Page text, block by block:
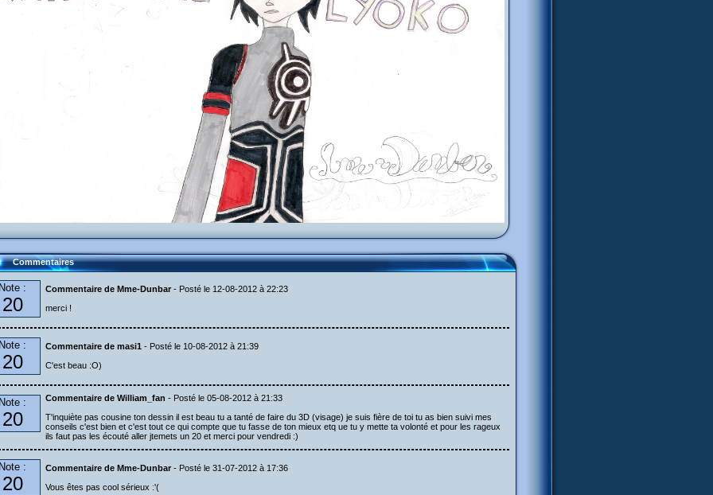
Commentaires
Note :
20
Commentaire de Mme-Dunbar - Posté le 12-08-2012 à 22:23
merci !
Note :
20
Commentaire de masi1 - Posté le 10-08-2012 à 21:39
C'est beau :O)
Note :
20
Commentaire de William_fan - Posté le 05-08-2012 à 21:33
T'inquiète pas cousine ton dessin il est beau tu a tanté de faire du 3D (visage) je suis fière de toi tu as bien suivi mes
conseils c'est bien et c'est tout ce qui compte que tu fasse de ton mieux etq ue tu y mette ta volonté et pour les rageux
ils faut pas les écouté aller jtemets un 20 et merci pour vendredi :)
Note :
20
Commentaire de Mme-Dunbar - Posté le 31-07-2012 à 17:36
Vous êtes pas cool sérieux :'(